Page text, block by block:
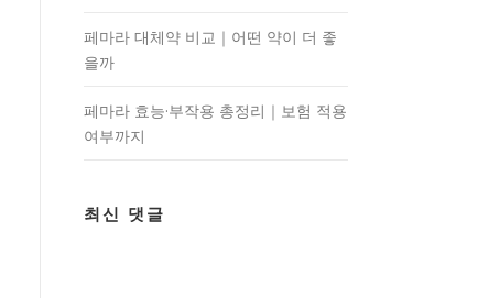
페마라 대체약 비교｜어떤 약이 더 좋
을까
페마라 효능·부작용 총정리｜보험 적용
여부까지
최신 댓글